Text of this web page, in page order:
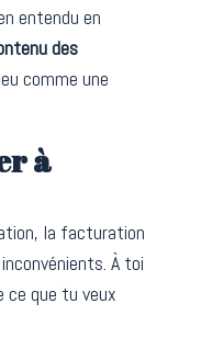
entendu en
des
comme une
à
la facturation
À toi
ce que tu veux